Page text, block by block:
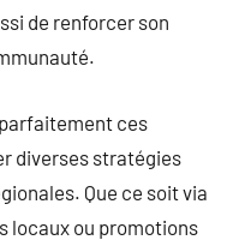
de renforcer son
ces
diverses stratégies
Que ce soit via
locaux ou promotions